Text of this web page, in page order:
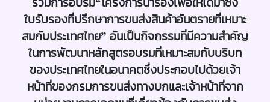
ใบรับรองที่ปรึกษาการขนส่งสินค้าอันตรายที่เหมาะ
สมกับประเทศไทย” อันเป็นกิจกรรมที่มีความสำคัญ
ในการพัฒนาหลักสูตรอบรมที่เหมาะสมกับบริบท
ของประเทศไทยในอนาคตซึ่งประกอบไปด้วยเจ้า
หน้าที่ของกรมการขนส่งทางบกและเจ้าหน้าที่จาก